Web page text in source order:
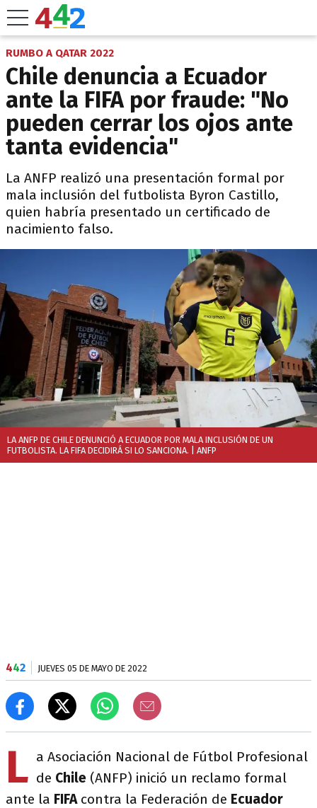
RUMBO A QATAR 2022
Chile denuncia a Ecuador
ante la FIFA por fraude: "No
pueden cerrar los ojos ante
tanta evidencia"
La ANFP realizó una presentación formal por
mala inclusión del futbolista Byron Castillo,
quien habría presentado un certificado de
nacimiento falso.
LA ANFP DE CHILE DENUNCIÓ A ECUADOR POR MALA INCLUSIÓN DE UN
FUTBOLISTA. LA FIFA DECIDIRÁ SI LO SANCIONA.
| ANFP
442 JUEVES 05 DE MAYO DE 2022
L a Asociación Nacional de Fútbol Profesional
de Chile (ANFP) inició un reclamo formal
ante la FIFA contra la Federación de Ecuador